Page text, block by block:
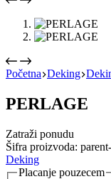
Početna Deking
PERLAGE
Zatraži ponudu
Šifra proizvoda:
Deking
Placanje pouzecem